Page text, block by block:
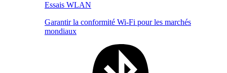
Essais WLAN
Garantir la conformité Wi-Fi pour les marchés
mondiaux